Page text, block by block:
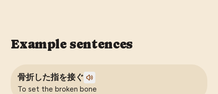
Example sentences
骨折した指を接ぐ
To set the broken bone